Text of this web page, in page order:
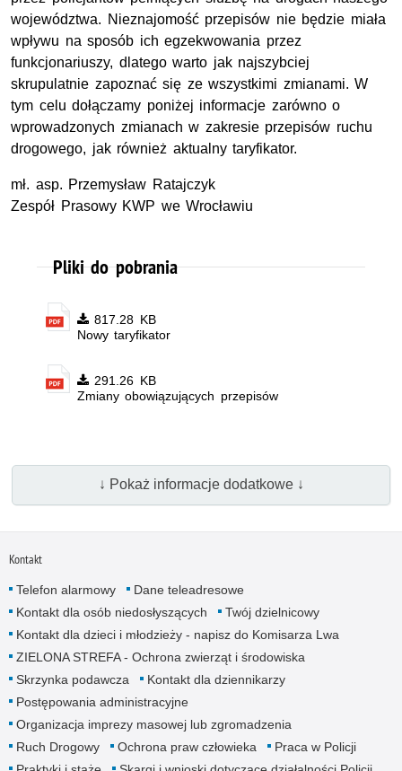
województwa. Nieznajomość przepisów nie będzie miała
wpływu na sposób ich egzekwowania przez
funkcjonariuszy, dlatego warto jak najszybciej
skrupulatnie zapoznać się ze wszystkimi zmianami. W
tym celu dołączamy poniżej informacje zarówno o
wprowadzonych zmianach w zakresie przepisów ruchu
drogowego, jak również aktualny taryfikator.
mł. asp. Przemysław Ratajczyk
Zespół Prasowy KWP we Wrocławiu
Pliki do pobrania
817.28 KB
Nowy taryfikator
291.26 KB
Zmiany obowiązujących przepisów
↓ Pokaż informacje dodatkowe ↓
Kontakt
Telefon alarmowy
Dane teleadresowe
Kontakt dla osób niedosłyszących
Twój dzielnicowy
Kontakt dla dzieci i młodzieży - napisz do Komisarza Lwa
ZIELONA STREFA - Ochrona zwierząt i środowiska
Skrzynka podawcza
Kontakt dla dziennikarzy
Postępowania administracyjne
Organizacja imprezy masowej lub zgromadzenia
Ruch Drogowy
Ochrona praw człowieka
Praca w Policji